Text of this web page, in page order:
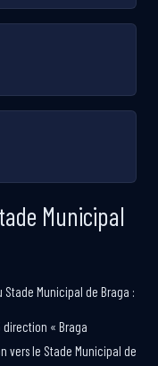
Municipal
Municipal de Braga :
direction « Braga
vers le Stade Municipal de